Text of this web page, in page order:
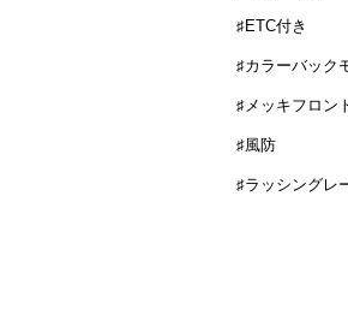
♯ETC付き
♯カラーバック
♯メッキフロン
♯風防
♯ラッシングレ